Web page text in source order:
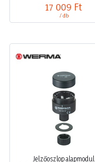
17 009 Ft
/ db
Jelzőoszlop alapmodul